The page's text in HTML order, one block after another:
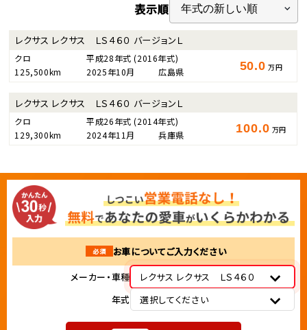
表示順
レクサス レクサス ＬＳ４６０ バージョンＬ
クロ 平成28年式(2016年式)
125,500km
2025年10月 広島県 50.0 万円
レクサス レクサス ＬＳ４６０ バージョンＬ
クロ 平成26年式(2014年式)
129,300km
2024年11月 兵庫県 100.0 万円
必須
お車についてご入力ください
メーカー・車種
レクサス レクサス ＬＳ４６０
年式
選択してください